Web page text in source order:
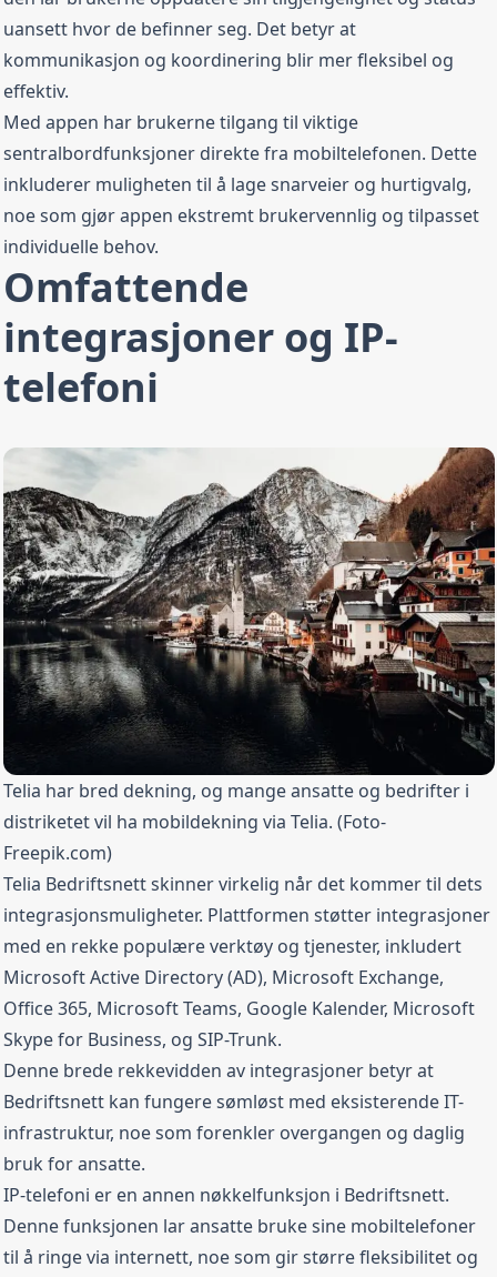
uansett hvor de befinner seg. Det betyr at
kommunikasjon og koordinering blir mer fleksibel og
effektiv.
Med appen har brukerne tilgang til viktige
sentralbordfunksjoner direkte fra mobiltelefonen. Dette
inkluderer muligheten til å lage snarveier og hurtigvalg,
noe som gjør appen ekstremt brukervennlig og tilpasset
individuelle behov.
Omfattende
integrasjoner og IP-
telefoni
Telia har bred dekning, og mange ansatte og bedrifter i
distriketet vil ha mobildekning via Telia. (Foto-
Freepik.com)
Telia Bedriftsnett skinner virkelig når det kommer til dets
integrasjonsmuligheter. Plattformen støtter integrasjoner
med en rekke populære verktøy og tjenester, inkludert
Microsoft Active Directory (AD), Microsoft Exchange,
Office 365, Microsoft Teams, Google Kalender, Microsoft
Skype for Business, og SIP-Trunk.
Denne brede rekkevidden av integrasjoner betyr at
Bedriftsnett kan fungere sømløst med eksisterende IT-
infrastruktur, noe som forenkler overgangen og daglig
bruk for ansatte.
IP-telefoni er en annen nøkkelfunksjon i Bedriftsnett.
Denne funksjonen lar ansatte bruke sine mobiltelefoner
til å ringe via internett, noe som gir større fleksibilitet og